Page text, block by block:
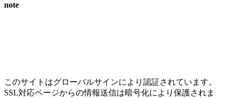
note
このサイトはグローバルサインにより認証されています。
SSL対応ページからの情報送信は暗号化により保護されま